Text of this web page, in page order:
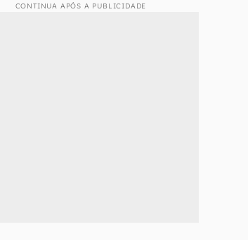
CONTINUA APÓS A PUBLICIDADE